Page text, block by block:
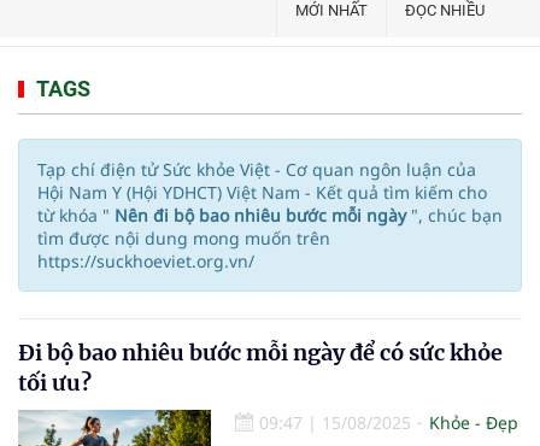
MỚI NHẤT ĐỌC NHIỀU
TAGS
Tạp chí điện tử Sức khỏe Việt - Cơ quan ngôn luận của
Hội Nam Y (Hội YDHCT) Việt Nam - Kết quả tìm kiếm cho
từ khóa " Nên đi bộ bao nhiêu bước mỗi ngày ", chúc bạn
tìm được nội dung mong muốn trên
https://suckhoeviet.org.vn/
Đi bộ bao nhiêu bước mỗi ngày để có sức khỏe
tối ưu?
09:47 | 15/08/2025
Khỏe - Đẹp